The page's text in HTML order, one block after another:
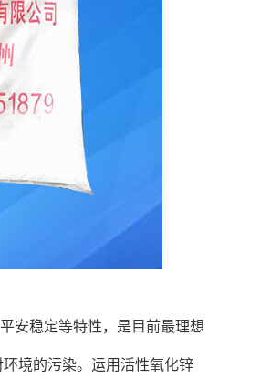
安稳定等特性，是目前最理想
境的污染。运用活性氧化锌